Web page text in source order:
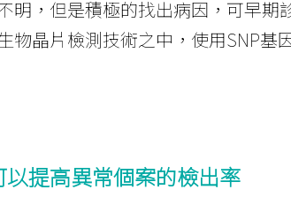
，但是積極的找出病因，可早期
晶片檢測技術之中，使用SNP基
提高異常個案的檢出率